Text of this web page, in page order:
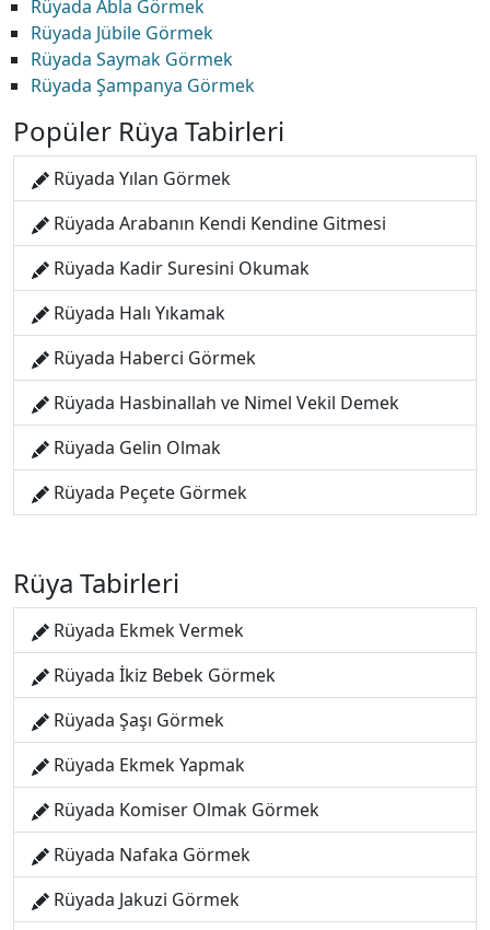
Rüyada Abla Görmek
Rüyada Jübile Görmek
Rüyada Saymak Görmek
Rüyada Şampanya Görmek
Popüler Rüya Tabirleri
Rüyada Yılan Görmek
Rüyada Arabanın Kendi Kendine Gitmesi
Rüyada Kadir Suresini Okumak
Rüyada Halı Yıkamak
Rüyada Haberci Görmek
Rüyada Hasbinallah ve Nimel Vekil Demek
Rüyada Gelin Olmak
Rüyada Peçete Görmek
Rüya Tabirleri
Rüyada Ekmek Vermek
Rüyada İkiz Bebek Görmek
Rüyada Şaşı Görmek
Rüyada Ekmek Yapmak
Rüyada Komiser Olmak Görmek
Rüyada Nafaka Görmek
Rüyada Jakuzi Görmek